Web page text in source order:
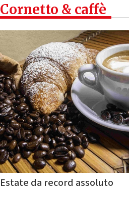
Cornetto & caffè
Estate da record assoluto